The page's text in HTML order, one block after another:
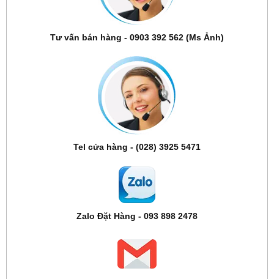
Tư vấn bán hàng - 0903 392 562 (Ms Ảnh)
Tel cửa hàng - (028) 3925 5471
Zalo Đặt Hàng - 093 898 2478